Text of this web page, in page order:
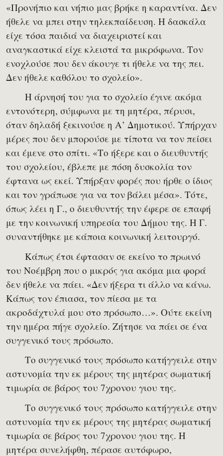
«Προνήπιο και νήπιο μας βρήκε η καραντίνα. Δεν
ήθελε να μπει στην τηλεκπαίδευση. Η δασκάλα
είχε τόσα παιδιά να διαχειριστεί και
αναγκαστικά είχε κλειστά τα μικρόφωνα. Τον
ενοχλούσε που δεν άκουγε τι ήθελε να της πει.
Δεν ήθελε καθόλου το σχολείο».
Η άρνησή του για το σχολείο έγινε ακόμα
εντονότερη, σύμφωνα με τη μητέρα, πέρυσι,
όταν δηλαδή ξεκινούσε η Α’ Δημοτικού. Υπήρχαν
μέρες που δεν μπορούσε με τίποτα να τον πείσει
και έμενε στο σπίτι. «Το ήξερε και ο διευθυντής
του σχολείου, έβλεπε με πόση δυσκολία τον
έφτανα ως εκεί. Υπήρξαν φορές που ήρθε ο ίδιος
και τον γράπωσε για να τον βάλει μέσα». Τότε,
όπως λέει η Γ., ο διευθυντής την έφερε σε επαφή
με την κοινωνική υπηρεσία του Δήμου της. Η Γ.
συναντήθηκε με κάποια κοινωνική λειτουργό.
Κάπως έτσι έφτασαν σε εκείνο το πρωινό
του Νοέμβρη που ο μικρός για ακόμα μια φορά
δεν ήθελε να πάει. «Δεν ήξερα τι άλλο να κάνω.
Κάπως τον έπιασα, τον πίεσα με τα
ακροδάχτυλά μου στο πρόσωπο…». Ούτε εκείνη
την ημέρα πήγε σχολείο. Ζήτησε να πάει σε ένα
συγγενικό τους πρόσωπο.
Το συγγενικό τους πρόσωπο κατήγγειλε στην
αστυνομία την εκ μέρους της μητέρας σωματική
τιμωρία σε βάρος του 7χρονου γιου της.
Το συγγενικό τους πρόσωπο κατήγγειλε στην
αστυνομία την εκ μέρους της μητέρας σωματική
τιμωρία σε βάρος του 7χρονου γιου της. Η
μητέρα συνελήφθη, πέρασε αυτόφωρο,